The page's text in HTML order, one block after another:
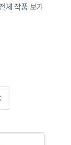
전체 작품 보기